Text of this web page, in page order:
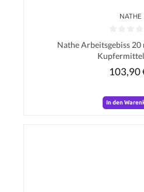
NATHE
Durchschnittliche Bewertung
Nathe Arbeitsgebiss 20
103,90
In den